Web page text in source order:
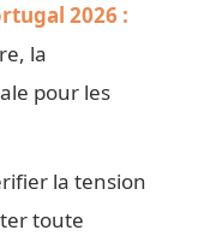
2026 :
la
pour les
la tension
toute